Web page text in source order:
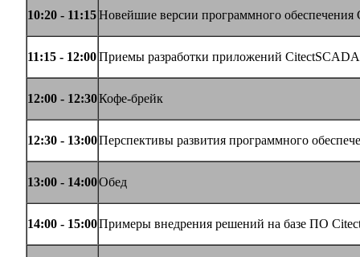
10:20 - 11:15Новейшие версии программного обеспечения
11:15 - 12:00Приемы разработки приложений CitectSCADA
12:00 - 12:30Кофе-брейк
12:30 - 13:00Перспективы развития программного
13:00 - 14:00Обед
14:00 - 15:00Примеры внедрения решений на базе ПО